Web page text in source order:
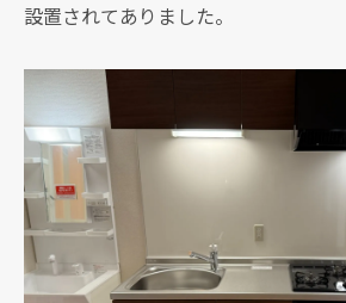
設置されてありました。